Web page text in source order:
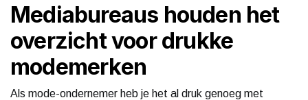
Mediabureaus houden het
overzicht voor drukke
modemerken
Als mode-ondernemer heb je het al druk genoeg met